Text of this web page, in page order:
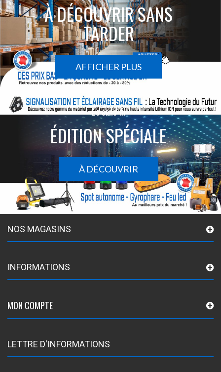
À DÉCOUVRIR SANS
TARDER
AFFICHER PLUS
Le sans-fil
ÉDITION SPÉCIALE
À DÉCOUVRIR
NOS MAGASINS
INFORMATIONS
MON COMPTE
LETTRE D'INFORMATIONS